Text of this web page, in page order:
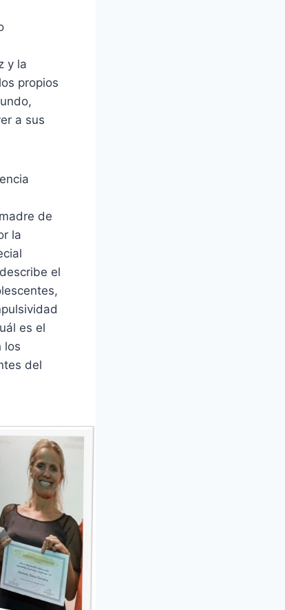
y la
propios
a sus
de
la
el
es el
los
del